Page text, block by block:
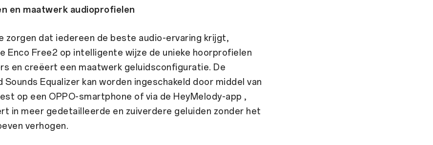
en maatwerk audioprofielen
zorgen dat iedereen de beste audio-ervaring krijgt,
Enco Free2 op intelligente wijze de unieke hoorprofielen
en creëert een maatwerk geluidsconfiguratie. De
Sounds Equalizer kan worden ingeschakeld door middel van
op een OPPO-smartphone of via de HeyMelody-app ,
in meer gedetailleerde en zuiverdere geluiden zonder het
verhogen.